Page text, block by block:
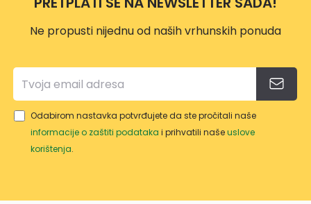
Ne propusti nijednu od naših vrhunskih ponuda
Odabirom nastavka potvrđujete da ste pročitali naše
informacije o zaštiti podataka i prihvatili našeuslove
korištenja.